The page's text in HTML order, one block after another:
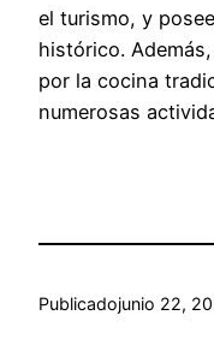
el turismo, y
histórico.
por la cocina
numerosas
Publicadojunio 22,